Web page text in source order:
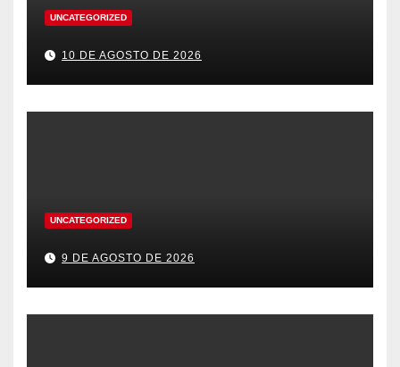
UNCATEGORIZED
10 DE AGOSTO DE 2026
UNCATEGORIZED
9 DE AGOSTO DE 2026